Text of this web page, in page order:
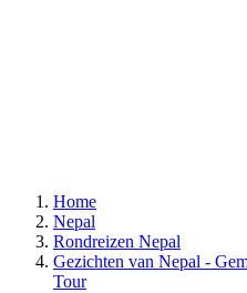
Home
Nepal
Rondreizen Nepal
Gezichten van Nepal -
Tour